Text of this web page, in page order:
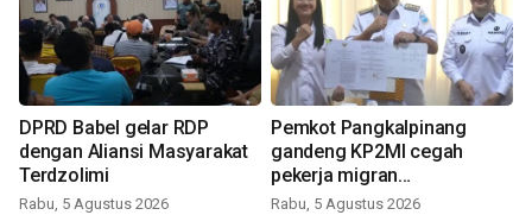
DPRD Babel gelar RDP
dengan Aliansi Masyarakat
Terdzolimi
Rabu, 5 Agustus 2026
Pemkot Pangkalpinang
gandeng KP2MI cegah
pekerja migran
nonprosedural
Rabu, 5 Agustus 2026